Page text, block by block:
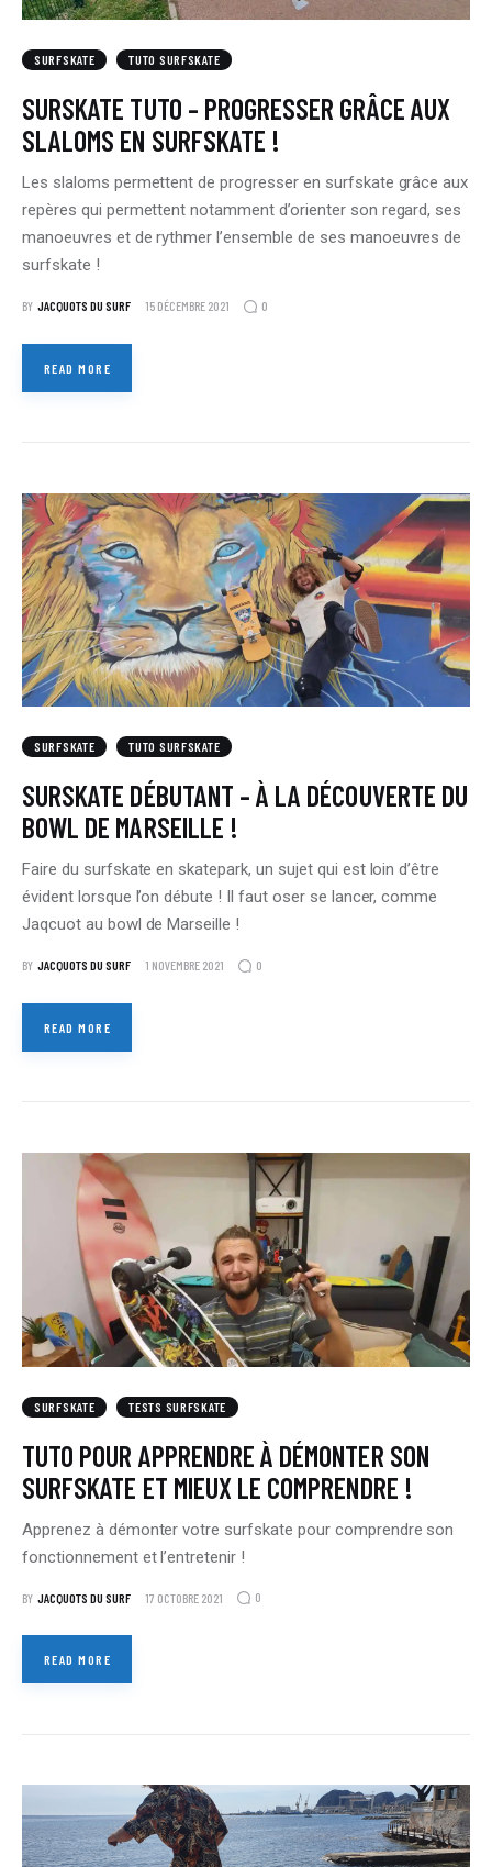
SURFSKATE TUTO SURFSKATE
SURSKATE TUTO – PROGRESSER GRÂCE AUX
SLALOMS EN SURFSKATE !
Les slaloms permettent de progresser en surfskate grâce aux
repères qui permettent notamment d’orienter son regard, ses
manoeuvres et de rythmer l’ensemble de ses manoeuvres de
surfskate !
BY JACQUOTS DU SURF 15 DÉCEMBRE 2021 0
READ MORE
SURFSKATE TUTO SURFSKATE
SURSKATE DÉBUTANT – À LA DÉCOUVERTE DU
BOWL DE MARSEILLE !
Faire du surfskate en skatepark, un sujet qui est loin d’être
évident lorsque l’on débute ! Il faut oser se lancer, comme
Jaqcuot au bowl de Marseille !
BY JACQUOTS DU SURF 1 NOVEMBRE 2021 0
READ MORE
SURFSKATE TESTS SURFSKATE
TUTO POUR APPRENDRE À DÉMONTER SON
SURFSKATE ET MIEUX LE COMPRENDRE !
Apprenez à démonter votre surfskate pour comprendre son
fonctionnement et l’entretenir !
BY JACQUOTS DU SURF 17 OCTOBRE 2021 0
READ MORE